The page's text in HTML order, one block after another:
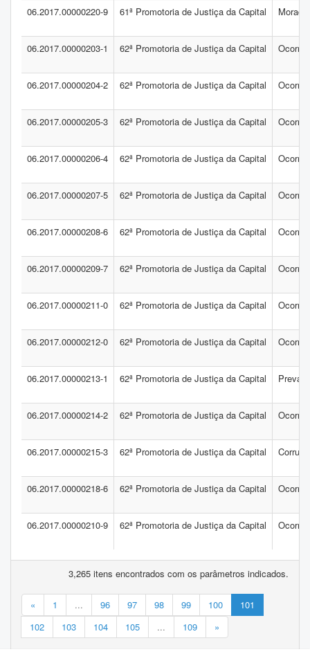
06.2017.00000220-9 61ª Promotoria de Justiça da Capital Moradia
06.2017.00000203-1 62ª Promotoria de Justiça da Capital
06.2017.00000204-2 62ª Promotoria de Justiça da Capital
06.2017.00000205-3 62ª Promotoria de Justiça da Capital
06.2017.00000206-4 62ª Promotoria de Justiça da Capital
06.2017.00000207-5 62ª Promotoria de Justiça da Capital
06.2017.00000208-6 62ª Promotoria de Justiça da Capital
06.2017.00000209-7 62ª Promotoria de Justiça da Capital
06.2017.00000211-0 62ª Promotoria de Justiça da Capital
06.2017.00000212-0 62ª Promotoria de Justiça da Capital
06.2017.00000213-1 62ª Promotoria de Justiça da Capital
06.2017.00000214-2 62ª Promotoria de Justiça da Capital
06.2017.00000215-3 62ª Promotoria de Justiça da Capital
06.2017.00000218-6 62ª Promotoria de Justiça da Capital
06.2017.00000210-9 62ª Promotoria de Justiça da Capital
3,265 itens encontrados com os parâmetros indicados.
« 1 ... 96 97 98 99 100
101
102
103 104 105 ... 109 »